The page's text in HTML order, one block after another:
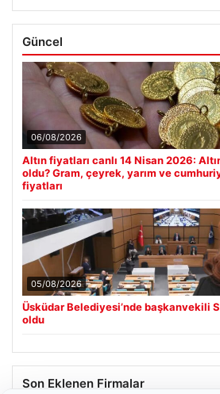
Güncel
06/08/2026
Altın fiyatları canlı 14 Nisan 2026:
oldu? Gram, çeyrek, yarım ve
fiyatları
05/08/2026
Üsküdar Belediyesi’nde başkanvekili
oldu
Son Eklenen Firmalar